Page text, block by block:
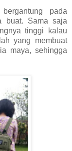
pada
buat. Sama saja
tinggi kalau
yang membuat
maya, sehingga